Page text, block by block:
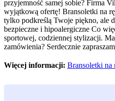
przyjemność samej sobie? Firma
wyjątkową ofertę! Bransoletki na
tylko podkreślą Twoje piękno, ale
bezpieczne i hipoalergiczne Co
sportowej, codziennej stylizacji.
zamówienia? Serdecznie
Więcej informacji: Bransoletki na